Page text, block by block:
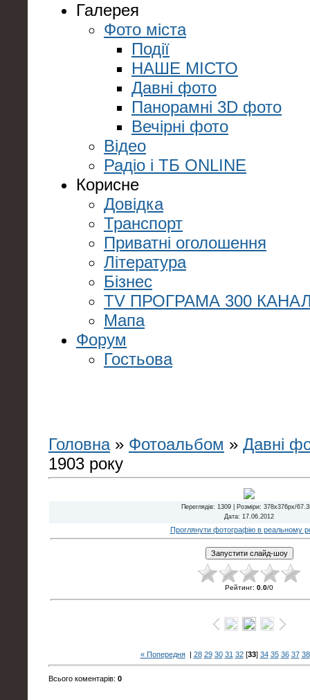
Галерея
Фото міста
Події
НАШЕ МІСТО
Давні фото
Панорамні 3D фото
Вечірні фото
Відео
Радіо і ТБ ONLINE
Корисне
Довідка
Транспорт
Приватні оголошення
Література
Бізнес
TV ПРОГРАМА 300
Мапа
Форум
Гостьова
Головна» Фотоальбом » Давні
1903 року
Переглядів: 1309 | Розміри: 378x376px/
Дата: 17.06.2012
Проглянути фотографію в реальному
Рейтинг: 0.0/0
« Попередня| 28 29 30 31 32[33] 34 35 36 37 38
Всього коментарів: 0